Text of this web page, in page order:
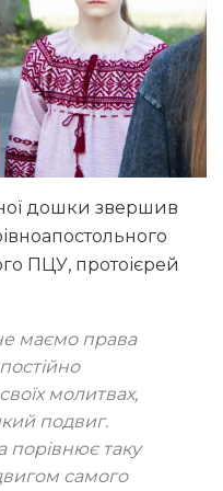
дошки звершив
ПЦУ, протоієрей
маємо права
молитвах,
подвиг.
порівнює таку
самого